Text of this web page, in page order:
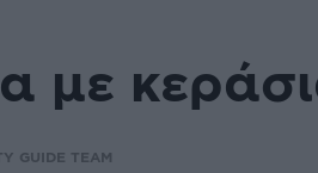
με
GUIDE TEAM